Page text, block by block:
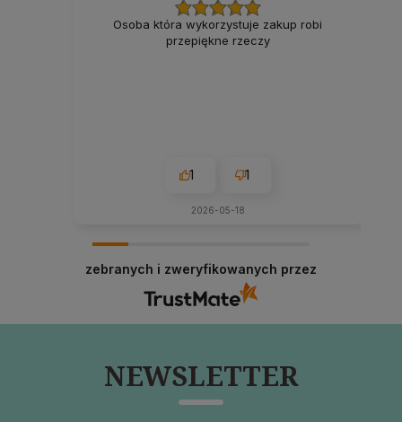
Osoba która wykorzystuje zakup robi
przepiękne rzeczy
1 1
2026-05-18
zebranych i zweryfikowanych przez
NEWSLETTER